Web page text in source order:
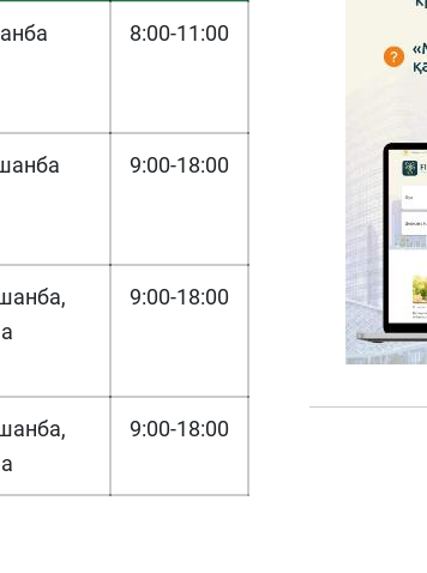
8:00-11:00
9:00-18:00
9:00-18:00
9:00-18:00